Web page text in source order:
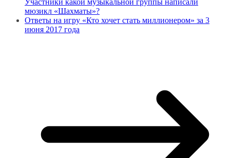
мюзикл «Шахматы»?
Ответы на игру «Кто хочет стать миллионером» за 3
июня 2017 года